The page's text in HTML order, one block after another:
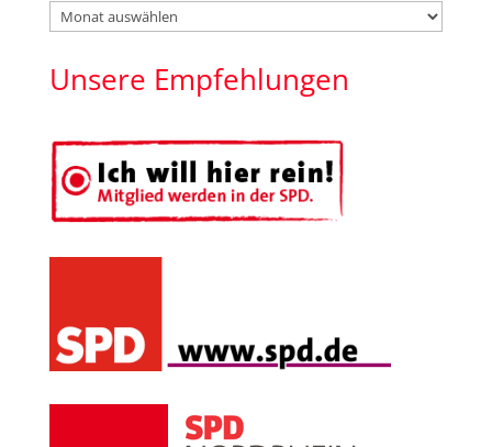
Beiträge
nach
Unsere Empfehlungen